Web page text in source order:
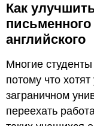
Как
письменного
английского
Многие
потому что
заграничном
переехать